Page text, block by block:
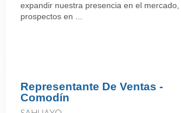
expandir nuestra presencia en el
prospectos en ...
Representante De Ventas -
Comodín